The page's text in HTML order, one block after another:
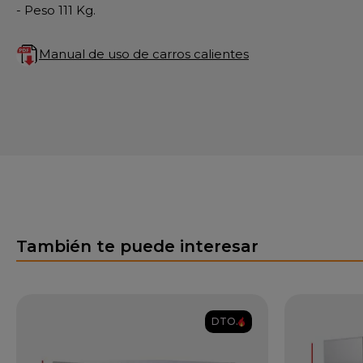
- Peso 111 Kg.
Manual de uso de carros calientes
También te puede interesar
DTO.